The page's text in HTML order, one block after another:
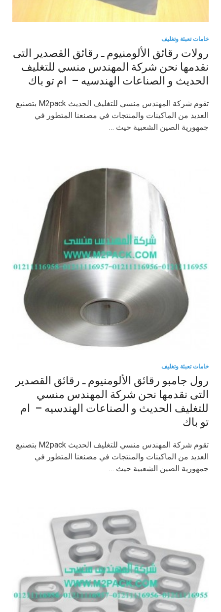
خامات تعبئة وتغليف
رولات رقائق الألومنيوم ـ رقائق القصدير التى
نقدمها نحن شركة المهندس منسي للتغليف
الحديث و الصناعات الهندسيه – ام تو باك
تقوم شركة المهندس منسي للتغليف الحديث M2pack بتصنيع
العديد من الماكينات والمنتجات في مصنعنا المتطور في
جمهورية الصين الشعبية حيث …
خامات تعبئة وتغليف
رول جامبو رقائق الألومنيوم ـ رقائق القصدير
التى نقدمها نحن شركة المهندس منسي
للتغليف الحديث و الصناعات الهندسيه – ام
تو باك
تقوم شركة المهندس منسي للتغليف الحديث M2pack بتصنيع
العديد من الماكينات والمنتجات في مصنعنا المتطور في
جمهورية الصين الشعبية حيث …